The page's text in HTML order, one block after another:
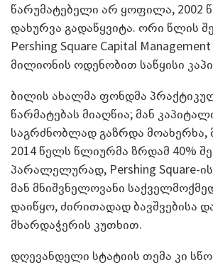
წარუმატებელი არ ყოფილა, 2002
დახურვა გადაწყვიტა. ორი წლის
Pershing Square Capital Management
მილიონის ოდენობით საწყისი
ბილის ახალმა ფონდმა
წარმატებას მიაღწია; მან
საგრძნობლად გაზრდა
2014 წელს წლიურმა ზრდამ 40%
პარალელურად, Pershing Square-
მან მნიშვნელოვანი
დაიწყო, ძირითადად ბავშვებისა
მხარდაჭერის კუთხით.
დღევანდელი სტატიის თემა კი